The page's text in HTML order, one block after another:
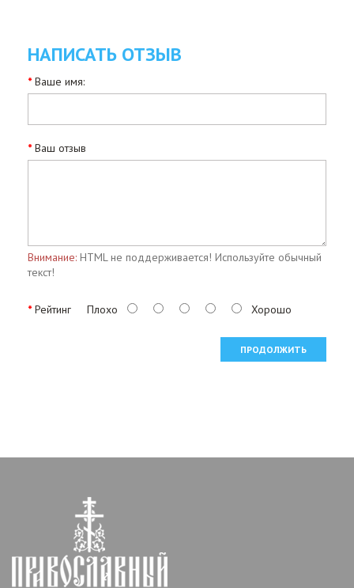
НАПИСАТЬ ОТЗЫВ
Ваше имя:
Ваш отзыв
Внимание: HTML не поддерживается! Используйте обычный
текст!
Рейтинг Плохо Хорошо
ПРОДОЛЖИТЬ